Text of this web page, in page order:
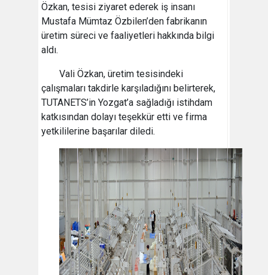
Özkan, tesisi ziyaret ederek iş insanı
Mustafa Mümtaz Özbilen’den fabrikanın
üretim süreci ve faaliyetleri hakkında bilgi
aldı.
Vali Özkan, üretim tesisindeki
çalışmaları takdirle karşıladığını belirterek,
TUTANETS’in Yozgat’a sağladığı istihdam
katkısından dolayı teşekkür etti ve firma
yetkililerine başarılar diledi.